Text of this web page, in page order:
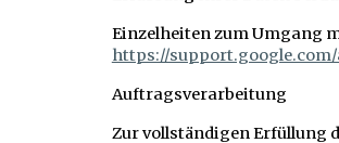
Einzelheiten zum Umgang
https://
Auftragsverarbeitung
Zur vollständigen Erfüllung